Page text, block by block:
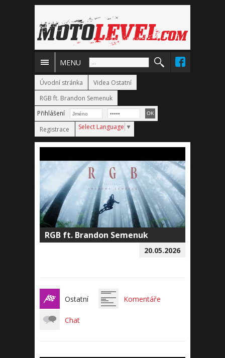
MENU
Úvodní stránka
Videa Ostatní
RGB ft. Brandon Semenuk
Přihlášení
Registrace
Select Language ▼
RGB ft. Brandon Semenuk
20.05.2026
Ostatní Komentáře
Chat